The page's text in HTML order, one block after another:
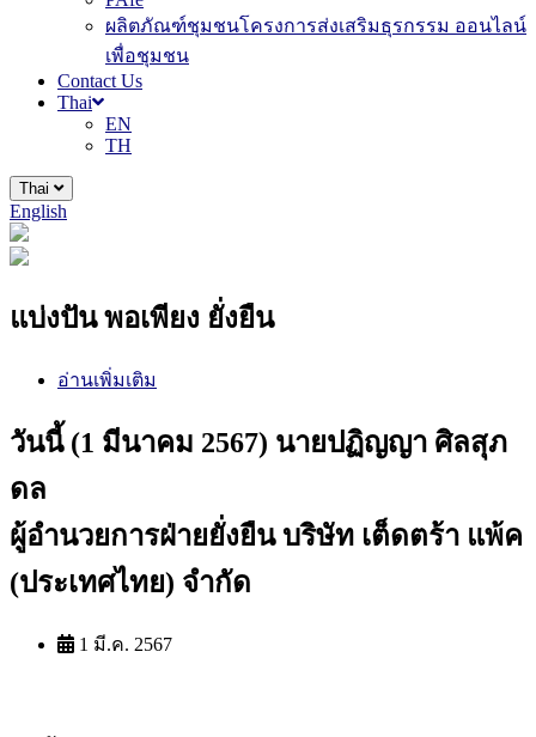
ผลิตภัณฑ์ชุมชนโครงการส่งเสริมธุรกรรม ออนไลน์
เพื่อชุมชน
Contact Us
Thai
EN
TH
Thai
English
แบ่งปัน พอเพียง ยั่งยืน
อ่านเพิ่มเติม
วันนี้ (1 มีนาคม 2567) นายปฏิญญา ศิลสุภ
ดล
ผู้อำนวยการฝ่ายยั่งยืน บริษัท เต็ดตร้า แพ้ค
(ประเทศไทย) จำกัด
1 มี.ค. 2567